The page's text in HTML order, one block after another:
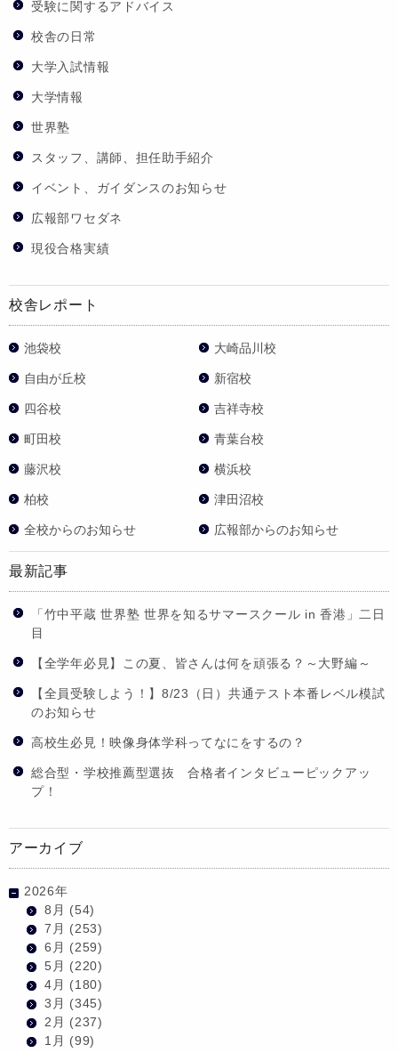
受験に関するアドバイス
校舎の日常
大学入試情報
大学情報
世界塾
スタッフ、講師、担任助手紹介
イベント、ガイダンスのお知らせ
広報部ワセダネ
現役合格実績
校舎レポート
池袋校 大崎品川校
自由が丘校 新宿校
四谷校 吉祥寺校
町田校 青葉台校
藤沢校 横浜校
柏校 津田沼校
全校からのお知らせ 広報部からのお知らせ
最新記事
「竹中平蔵 世界塾 世界を知るサマースクール in 香港」二日
目
【全学年必見】この夏、皆さんは何を頑張る？～大野編～
【全員受験しよう！】8/23（日）共通テスト本番レベル模試
のお知らせ
高校生必見！映像身体学科ってなにをするの？
総合型・学校推薦型選抜 合格者インタビューピックアッ
プ！
アーカイブ
2026年
8月 (54)
7月 (253)
6月 (259)
5月 (220)
4月 (180)
3月 (345)
2月 (237)
1月 (99)